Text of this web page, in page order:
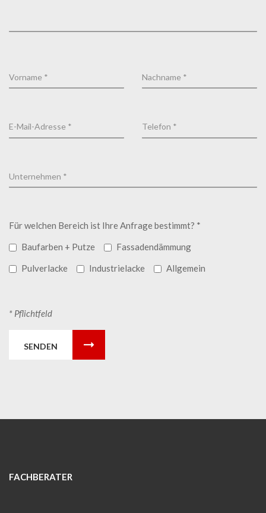
Für welchen Bereich ist Ihre Anfrage bestimmt? *
Baufarben + Putze
Fassadendämmung
Pulverlacke
Industrielacke Allgemein
* Pflichtfeld
SENDEN
FACHBERATER